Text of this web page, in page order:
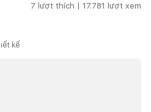
7 lượt thích | 17.781 lượt xem
kế